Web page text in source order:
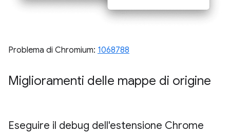
Problema di Chromium: 1068788
Miglioramenti delle mappe di origine
Eseguire il debug dell'estensione Chrome